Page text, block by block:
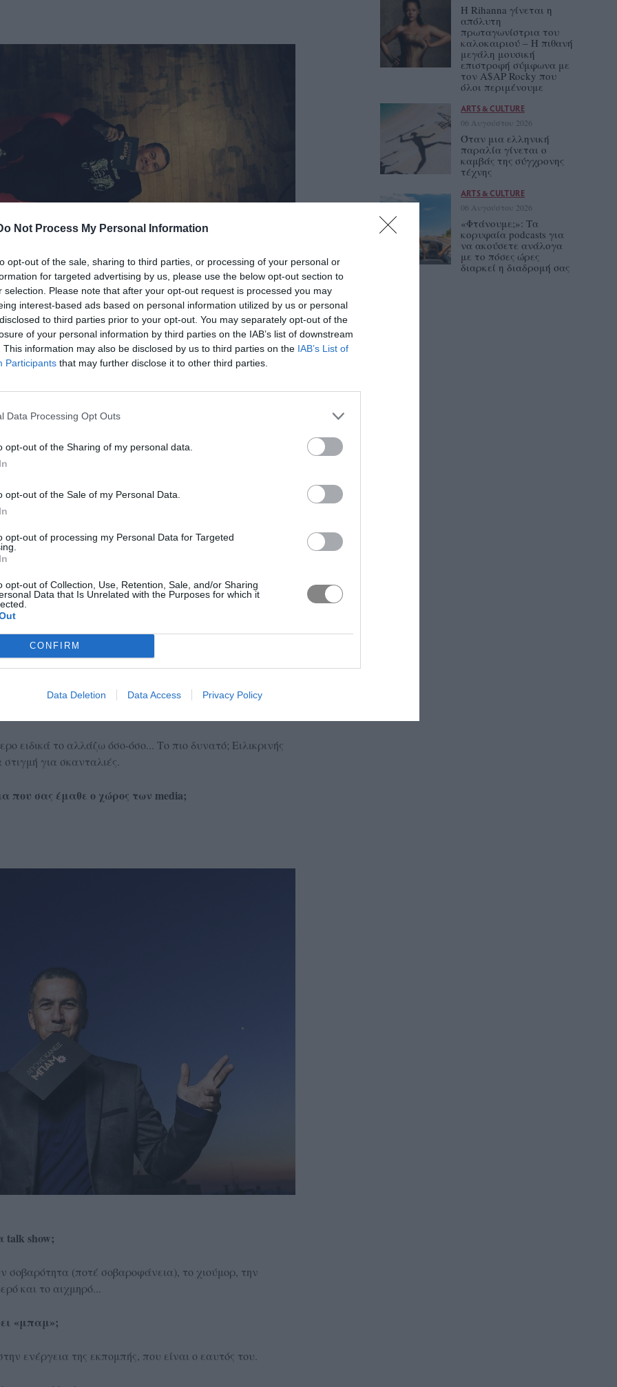
Not Process My Personal Information
opt-out of the sale, sharing to third parties, or processing of your personal or
for targeted advertising by us, please use the below opt-out section to
selection. Please note that after your opt-out request is processed you may
interest-based ads based on personal information utilized by us or personal
to third parties prior to your opt-out. You may separately opt-out of the
of your personal information by third parties on the IAB’s list of downstream
This information may also be disclosed by us to third parties on the IAB’s List of
Participants that may further disclose it to other third parties.
Data Processing Opt Outs
opt-out of the Sharing of my personal data.
opt-out of the Sale of my Personal Data.
opt-out of processing my Personal Data for Targeted
opt-out of Collection, Use, Retention, Sale, and/or Sharing
Data that Is Unrelated with the Purposes for which it
CONFIRM
Data Deletion Data Access Privacy Policy
όταν ξυπνάτε και το τελευταίο πριν κοιμηθείτε;
που είδα, ό,τι θυμάμαι, έστω και μια εικόνα. Το
Χόλγκερσον μέχρι φυσικές και μεταφυσικές
στη ζωή σας;
να το αποκτήσει.
είναι;
ή και όχι...
την απόλυτη ευτυχία.
Γιώργη.
θέλατε να αλλάξετε και ποιο πιστεύετε ότι είναι το
ειδικά το αλλάζω όσο-όσο... Το πιο δυνατό; Ειλικρινής
για σκανταλιές.
που σας έμαθε ο χώρος των media;
talk show;
(ποτέ σοβαροφάνεια), το χιούμορ, την
και το αιχμηρό...
«μπαμ»;
ενέργεια της εκπομπής, που είναι ο εαυτός του.
Η Rihanna γίνεται η
απόλυτη
πρωταγωνίστρια του
καλοκαιριού – Η πιθανή
μεγάλη μουσική
επιστροφή σύμφωνα με
τον A$AP Rocky που
όλοι περιμένουμε
ARTS & CULTURE
06 Αυγούστου 2026
Όταν μια ελληνική
παραλία γίνεται ο
καμβάς της σύγχρονης
τέχνης
ARTS & CULTURE
06 Αυγούστου 2026
«Φτάνουμε;»: Τα
κορυφαία podcasts για
να ακούσετε ανάλογα
με το πόσες ώρες
διαρκεί η διαδρομή σας